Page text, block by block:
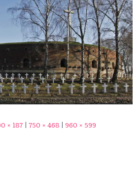
× 187 | 750 × 468 | 960 × 599